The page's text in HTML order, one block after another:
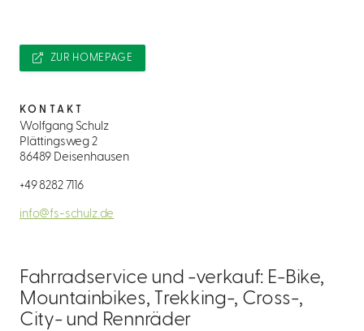
Fahrradservice und -verkauf: E-Bike,
Mountainbikes, Trekking-, Cross-,
City- und Rennräder
ZUR HOMEPAGE
KONTAKT
Wolfgang Schulz
Plättingsweg 2
86489 Deisenhausen
+49 8282 7116
info@fs-schulz.de